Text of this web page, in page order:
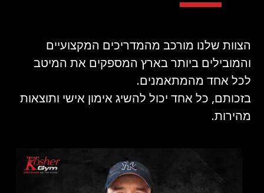
הצוות שלנו מורכב מהמדריכים המקצועיים
והמובילים ביותר בארץ המספקים את המיטב
לכל אחד מהמתאמנים.
בזכותם, כל אחד יכול להשיג אימון אישי ותוצאות
מהירות.